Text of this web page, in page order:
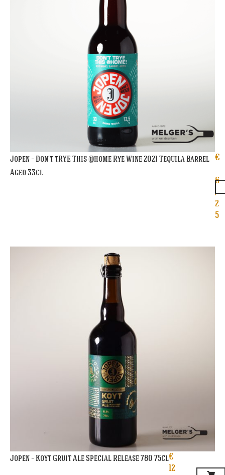
Jopen – Don’t tRYE This @home Rye Wine 2021 Tequila Barrel
Aged 33cl
€
6
,
2
5
Jopen – Koyt Gruit Ale Special Release 780 75cl€
12